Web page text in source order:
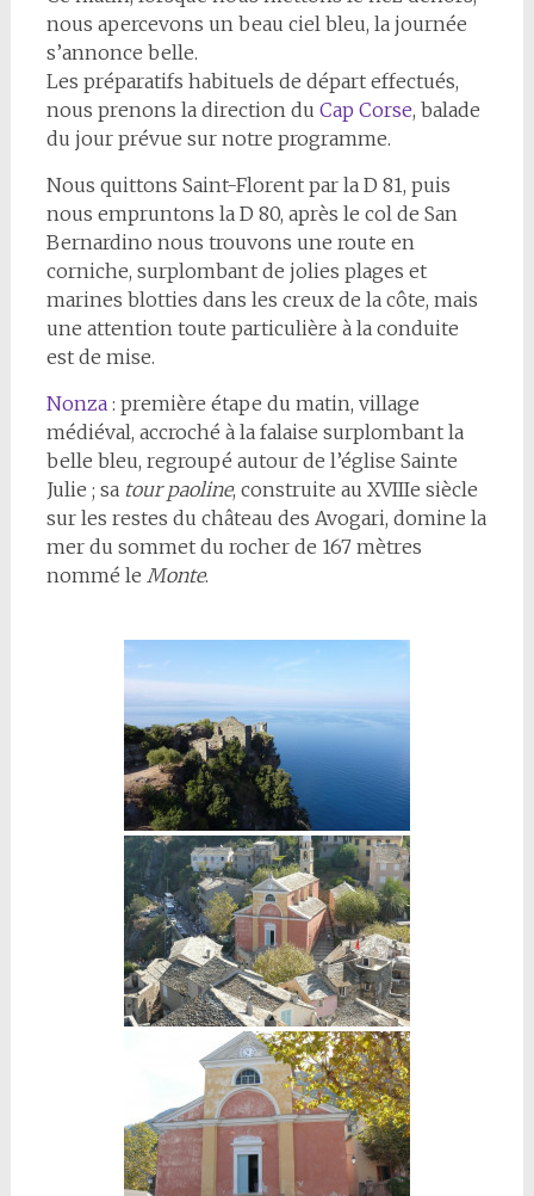
nous apercevons un beau ciel bleu, la journée
s’annonce belle.
Les préparatifs habituels de départ effectués,
nous prenons la direction du Cap Corse, balade
du jour prévue sur notre programme.
Nous quittons Saint-Florent par la D 81, puis
nous empruntons la D 80, après le col de San
Bernardino nous trouvons une route en
corniche, surplombant de jolies plages et
marines blotties dans les creux de la côte, mais
une attention toute particulière à la conduite
est de mise.
Nonza: première étape du matin, village
médiéval, accroché à la falaise surplombant la
belle bleu, regroupé autour de l’église Sainte
Julie ; sa tour paoline, construite au XVIIIe siècle
sur les restes du château des Avogari, domine la
mer du sommet du rocher de 167 mètres
nommé le Monte.